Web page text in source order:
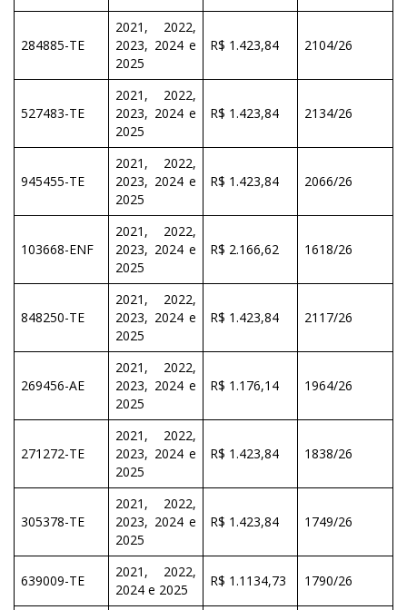
284885-TE
2021, 2022,
2023, 2024 e
2025
R$ 1.423,84 2104/26
527483-TE
2021, 2022,
2023, 2024 e
2025
R$ 1.423,84 2134/26
945455-TE
2021, 2022,
2023, 2024 e
2025
R$ 1.423,84 2066/26
103668-ENF
2021, 2022,
2023, 2024 e
2025
R$ 2.166,62 1618/26
848250-TE
2021, 2022,
2023, 2024 e
2025
R$ 1.423,84 2117/26
269456-AE
2021, 2022,
2023, 2024 e
2025
R$ 1.176,14 1964/26
271272-TE
2021, 2022,
2023, 2024 e
2025
R$ 1.423,84 1838/26
305378-TE
2021, 2022,
2023, 2024 e
2025
R$ 1.423,84 1749/26
639009-TE
2021, 2022,
2024 e 2025
R$ 1.1134,73 1790/26